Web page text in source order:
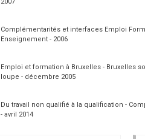
2007
Complémentarités et interfaces Emploi
Enseignement - 2006
Emploi et formation à Bruxelles - Bruxelles
loupe - décembre 2005
Du travail non qualifié à la qualification -
- avril 2014